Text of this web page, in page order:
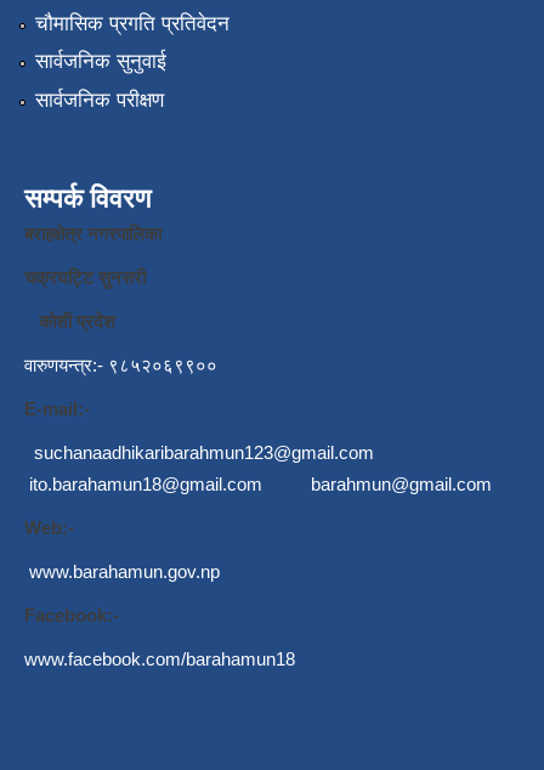
चौमासिक प्रगति प्रतिवेदन
सार्वजनिक सुनुवाई
सार्वजनिक परीक्षण
सम्पर्क विवरण
बराहक्षेत्र नगरपालिका
चक्रघट्टि सुनसरी
कोशी प्रदेश
वारुणयन्त्र:- ९८५२०६९९००
E-mail:-
suchanaadhikaribarahmun123@gmail.com
ito.barahamun18@gmail.com
barahmun@gmail.com
Web:-
www.barahamun.gov.np
Facebook:-
www.facebook.com/barahamun18